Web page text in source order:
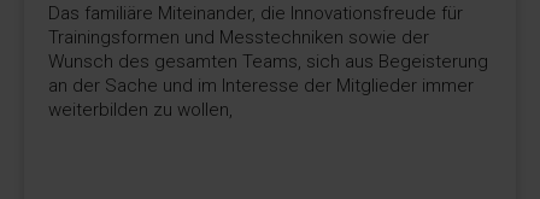
Das familiäre Miteinander, die Innovationsfreude für
Trainingsformen und Messtechniken sowie der
Wunsch des gesamten Teams, sich aus Begeisterung
an der Sache und im Interesse der Mitglieder immer
weiterbilden zu wollen,